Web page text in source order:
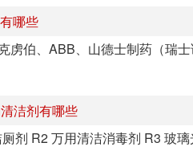
哪些
虏伯、ABB、山德士制药（瑞
洁剂有哪些
剂 R2 万用清洁消毒剂 R3 玻